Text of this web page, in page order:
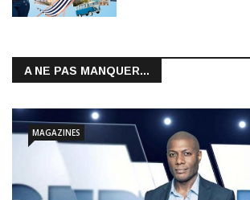
A NE PAS MANQUER...
MAGAZINES